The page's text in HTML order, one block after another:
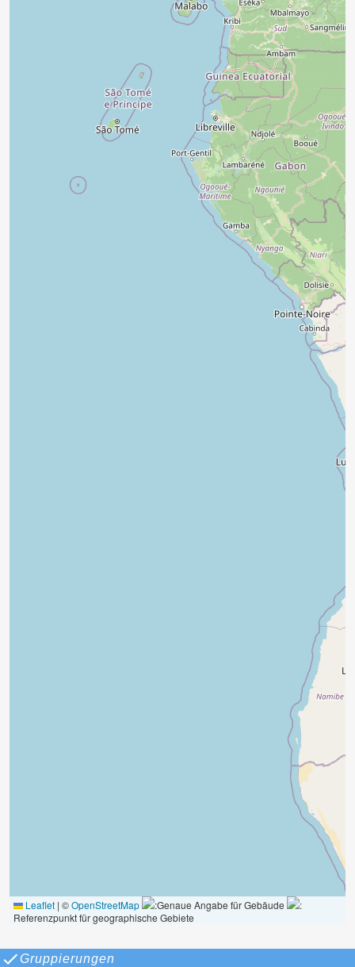
Leaflet | ©OpenStreetMap :Genaue Angabe für Gebäude
:
Referenzpunkt für geographische Gebiete
Gruppierungen